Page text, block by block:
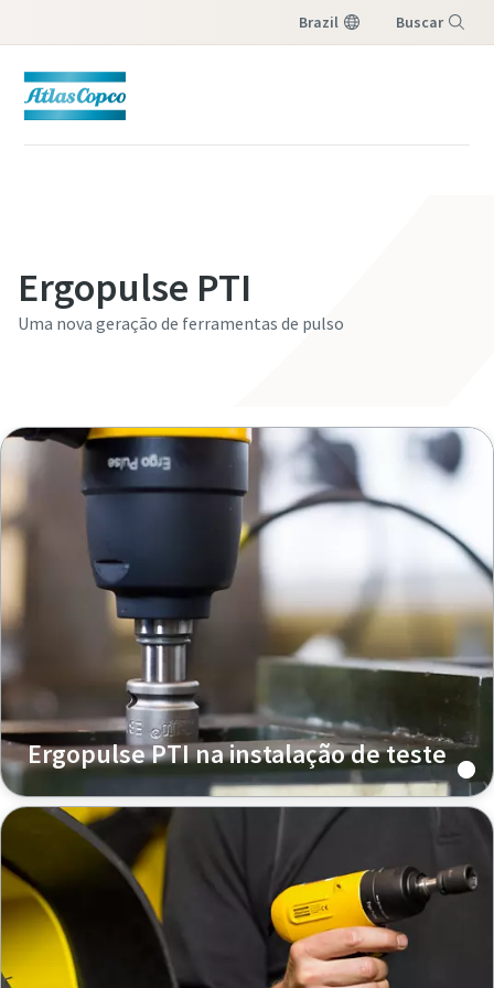
Brazil Buscar
Ergopulse PTI
Uma nova geração de ferramentas de pulso
Ergopulse PTI na instalação de teste